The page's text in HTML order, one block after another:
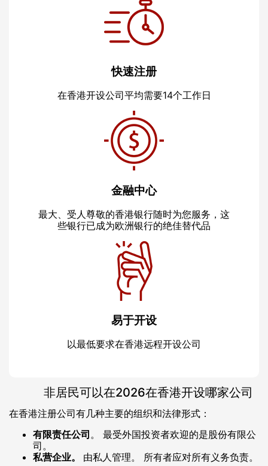
快速注册
在香港开设公司平均需要14个工作日
金融中心
最大、受人尊敬的香港银行随时为您服务，这
些银行已成为欧洲银行的绝佳替代品
易于开设
以最低要求在香港远程开设公司
非居民可以在2026在香港开设哪家公司
在香港注册公司有几种主要的组织和法律形式：
有限责任公司 。 最受外国投资者欢迎的是股份有限公
司。
私营企业。 由私人管理。 所有者应对所有义务负责。